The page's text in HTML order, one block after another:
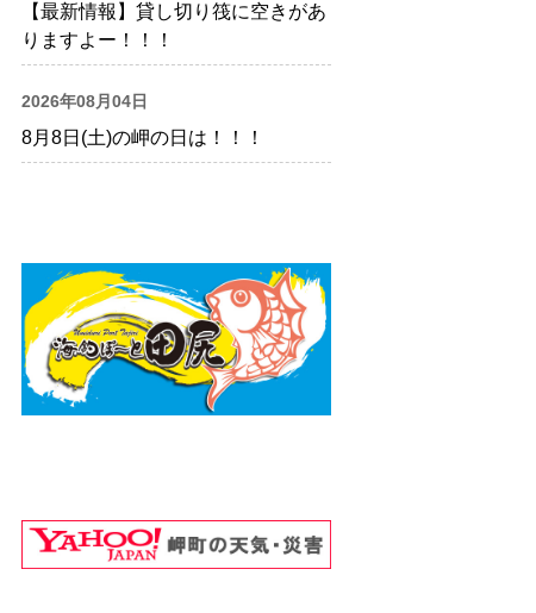
【最新情報】貸し切り筏に空きがあ
りますよー！！！
2026年08月04日
8月8日(土)の岬の日は！！！